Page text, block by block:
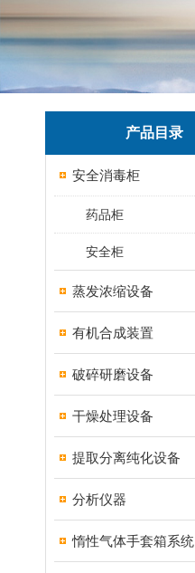
产品目录
安全消毒柜
药品柜
安全柜
蒸发浓缩设备
有机合成装置
破碎研磨设备
干燥处理设备
提取分离纯化设备
分析仪器
惰性气体手套箱系统